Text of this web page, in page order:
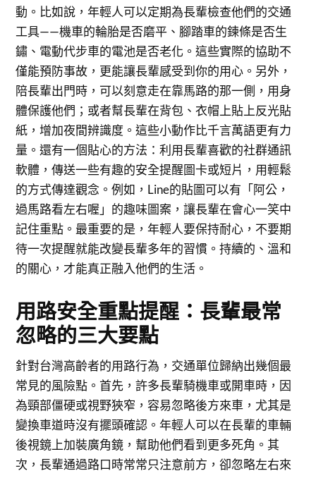
動。比如說，年輕人可以定期為長輩檢查他們的交通
工具——機車的輪胎是否磨平、腳踏車的鍊條是否生
鏽、電動代步車的電池是否老化。這些實際的協助不
僅能預防事故，更能讓長輩感受到你的用心。另外，
陪長輩出門時，可以刻意走在靠馬路的那一側，用身
體保護他們；或者幫長輩在背包、衣帽上貼上反光貼
紙，增加夜間辨識度。這些小動作比千言萬語更有力
量。還有一個貼心的方法：利用長輩喜歡的社群通訊
軟體，傳送一些有趣的安全提醒圖卡或短片，用輕鬆
的方式傳達觀念。例如，Line的貼圖可以有「阿公，
過馬路看左右喔」的趣味圖案，讓長輩在會心一笑中
記住重點。最重要的是，年輕人要保持耐心，不要期
待一次提醒就能改變長輩多年的習慣。持續的、溫和
的關心，才能真正融入他們的生活。
用路安全重點提醒：長輩最常
忽略的三大要點
針對台灣高齡者的用路行為，交通單位歸納出幾個最
常見的風險點。首先，許多長輩騎機車或開車時，因
為頸部僵硬或視野狹窄，容易忽略後方來車，尤其是
變換車道時沒有擺頭確認。年輕人可以在長輩的車輛
後視鏡上加裝廣角鏡，幫助他們看到更多死角。其
次，長輩通過路口時常常只注意前方，卻忽略左右來